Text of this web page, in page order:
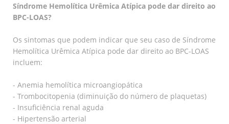
Síndrome Hemolítica Urêmica Atípica pode dar direito ao
BPC-LOAS?
Os sintomas que podem indicar que seu caso de Síndrome
Hemolítica Urêmica Atípica pode dar direito ao BPC-LOAS
incluem:
- Anemia hemolítica microangiopática
- Trombocitopenia (diminuição do número de plaquetas)
- Insuficiência renal aguda
- Hipertensão arterial